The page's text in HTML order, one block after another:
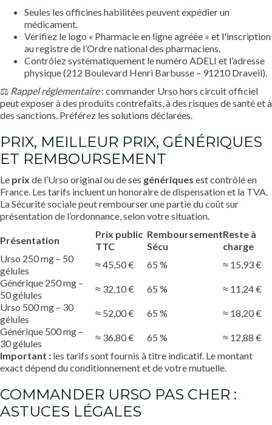
Seules les officines habilitées peuvent expédier un
médicament.
Vérifiez le logo « Pharmacie en ligne agréée » et l'inscription
au registre de l’Ordre national des pharmaciens.
Contrôlez systématiquement le numéro ADELI et l’adresse
physique (212 Boulevard Henri Barbusse – 91210 Draveil).
⚖️ Rappel réglementaire: commander Urso hors circuit officiel
peut exposer à des produits contrefaits, à des risques de santé et à
des sanctions. Préférez les solutions déclarées.
PRIX, MEILLEUR PRIX, GÉNÉRIQUES
ET REMBOURSEMENT
Le prix de l’Urso original ou de ses génériques est contrôlé en
France. Les tarifs incluent un honoraire de dispensation et la TVA.
La Sécurité sociale peut rembourser une partie du coût sur
présentation de l’ordonnance, selon votre situation.
Présentation
Prix public
TTC
Remboursement
Sécu
Reste à
charge
Urso 250 mg – 50
gélules
≈ 45,50 € 65 %
≈ 15,93 €
Générique 250 mg –
50 gélules
≈ 32,10 € 65 %
≈ 11,24 €
Urso 500 mg – 30
gélules
≈ 52,00 € 65 %
≈ 18,20 €
Générique 500 mg –
30 gélules
≈ 36,80 € 65 %
≈ 12,88 €
Important : les tarifs sont fournis à titre indicatif. Le montant
exact dépend du conditionnement et de votre mutuelle.
COMMANDER URSO PAS CHER :
ASTUCES LÉGALES